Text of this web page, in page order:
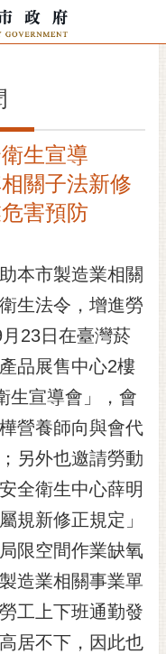
生宣導
關子法新修
害預防
市製造業相關
生法令，增進勞
23日在臺灣菸
品展售中心2樓
生宣導會」，會
營養師向與會代
另外也邀請勞動
全衛生中心薛明
規新修正規定」
限空間作業缺氧
造業相關事業單
工上下班通勤發
居不下，因此也